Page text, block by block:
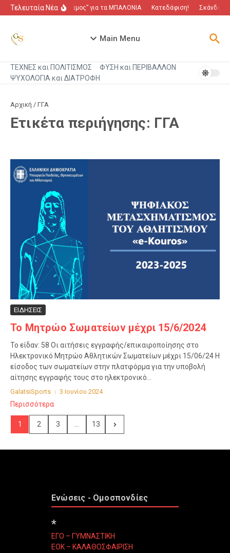
Μετάβαση στο περιεχόμενο
Τελευταία Νέα“Πόλεμος” για τα ΜΠΑΛΟΝΙΑ Κατεδάφιση! Σκάνδαλο
Main Menu
ΤΕΧΝΕΣ και ΠΟΛΙΤΙΣΜΟΣ
ΦΥΣΗ και ΠΕΡΙΒΑΛΛΟΝ
ΨΥΧΟΛΟΓΙΑ και ΔΙΑΤΡΟΦΗ
Αρχική / ΓΓΑ
Ετικέτα περιήγησης: ΓΓΑ
ΕΙΔΗΣΕΙΣ
Το Μητρώο Σωματείων μέχρι 15/6/2024
Το είδαν: 58 Οι αιτήσεις εγγραφής/επικαιροποίησης στο
Ηλεκτρονικό Μητρώο Αθλητικών Σωματείων μέχρι 15/06/24 Η
είσοδος των σωματείων στην πλατφόρμα για την υποβολή
αίτησης εγγραφής τους στο ηλεκτρονικό...
GalatsiSports 3 Ιουνίου 2024
Περισσότερα
1 2 3 ... 13
Ενώσεις - Ομοσπονδίες
*
ΕΓΟ – ΓΥΜΝΑΣΤΙΚΗ
ΕΟΚ – ΚΑΛΑΘΟΣΦΑΙΡΙΣΗ